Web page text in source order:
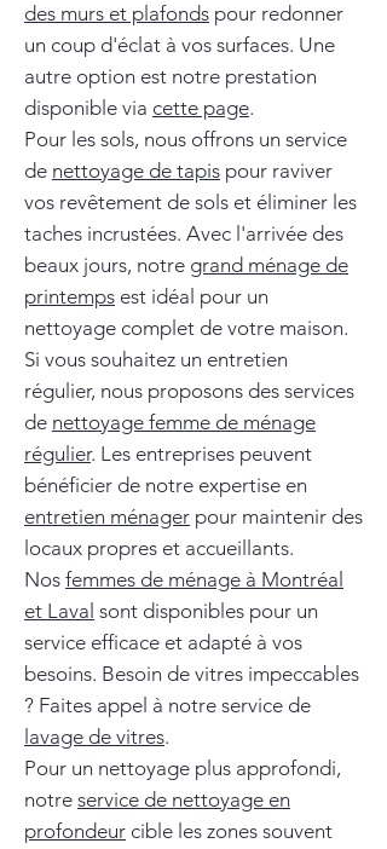
des murs et plafonds pour redonner
un coup d'éclat à vos surfaces. Une
autre option est notre prestation
disponible via cette page.
Pour les sols, nous offrons un service
de nettoyage de tapis pour raviver
vos revêtement de sols et éliminer les
taches incrustées. Avec l'arrivée des
beaux jours, notre grand ménage de
printemps est idéal pour un
nettoyage complet de votre maison.
Si vous souhaitez un entretien
régulier, nous proposons des services
de nettoyage femme de ménage
régulier. Les entreprises peuvent
bénéficier de notre expertise en
entretien ménager pour maintenir des
locaux propres et accueillants.
Nos femmes de ménage à Montréal
et Laval sont disponibles pour un
service efficace et adapté à vos
besoins. Besoin de vitres impeccables
? Faites appel à notre service de
lavage de vitres.
Pour un nettoyage plus approfondi,
notre service de nettoyage en
profondeur cible les zones souvent